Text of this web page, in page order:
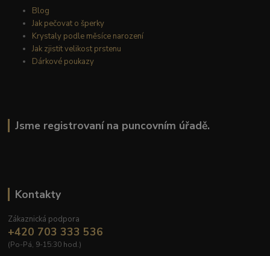
Blog
Jak pečovat o šperky
Krystaly podle měsíce narození
Jak zjistit velikost prstenu
Dárkové poukazy
Jsme registrovaní na puncovním úřadě.
Kontakty
Zákaznická podpora
+420 703 333 536
(Po-Pá, 9-15:30 hod.)